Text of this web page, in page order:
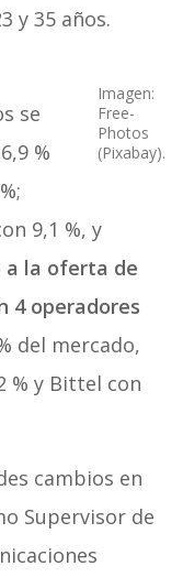
y 35 años.
Imagen:
Free-
Photos
(Pixabay).
se
%
9,1 %, y
a la oferta de
4 operadores
del mercado,
% y Bittel con
cambios en
Supervisor de